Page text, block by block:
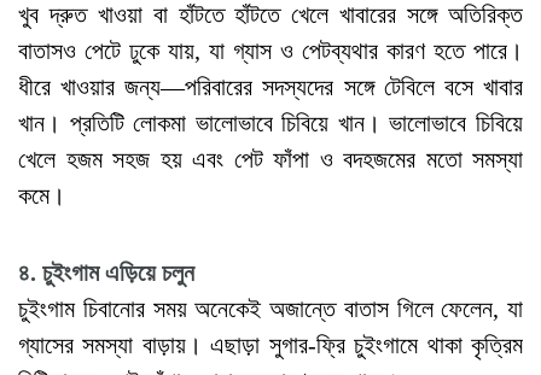
খুব দ্রুত খাওয়া বা হাঁটতে হাঁটতে খেলে খাবারের সঙ্গে অতিরিক্ত
বাতাসও পেটে ঢুকে যায়, যা গ্যাস ও পেটব্যথার কারণ হতে পারে।
ধীরে খাওয়ার জন্য—পরিবারের সদস্যদের সঙ্গে টেবিলে বসে খাবার
খান। প্রতিটি লোকমা ভালোভাবে চিবিয়ে খান। ভালোভাবে চিবিয়ে
খেলে হজম সহজ হয় এবং পেট ফাঁপা ও বদহজমের মতো সমস্যা
কমে।
৪. চুইংগাম এড়িয়ে চলুন
চুইংগাম চিবানোর সময় অনেকেই অজান্তে বাতাস গিলে ফেলেন, যা
গ্যাসের সমস্যা বাড়ায়। এছাড়া সুগার-ফ্রি চুইংগামে থাকা কৃত্রিম